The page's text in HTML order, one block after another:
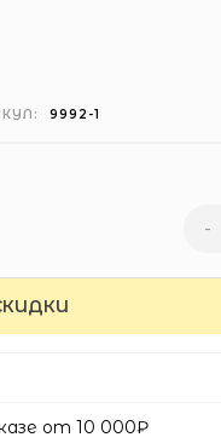
9992-1
-
от 10 000₽